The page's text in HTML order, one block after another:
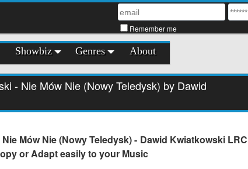
Remember me
Showbiz Genres About
- Nie Mów Nie (Nowy Teledysk) by Dawid
Mów Nie (Nowy Teledysk) - Dawid Kwiatkowski LRC
or Adapt easily to your Music